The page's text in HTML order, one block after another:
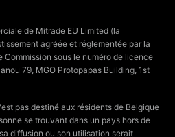
de Mitrade EU Limited (la
agréée et réglementée par la
Commission sous le numéro de licence
79, MGO Protopapas Building, 1st
pas destiné aux résidents de Belgique
se trouvant dans un pays hors de
diffusion ou son utilisation serait